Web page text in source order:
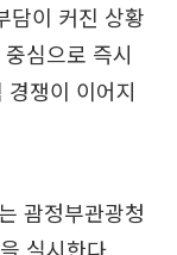
담이 커진 상황
심으로 즉시
쟁이 이어지
괌정부관광청